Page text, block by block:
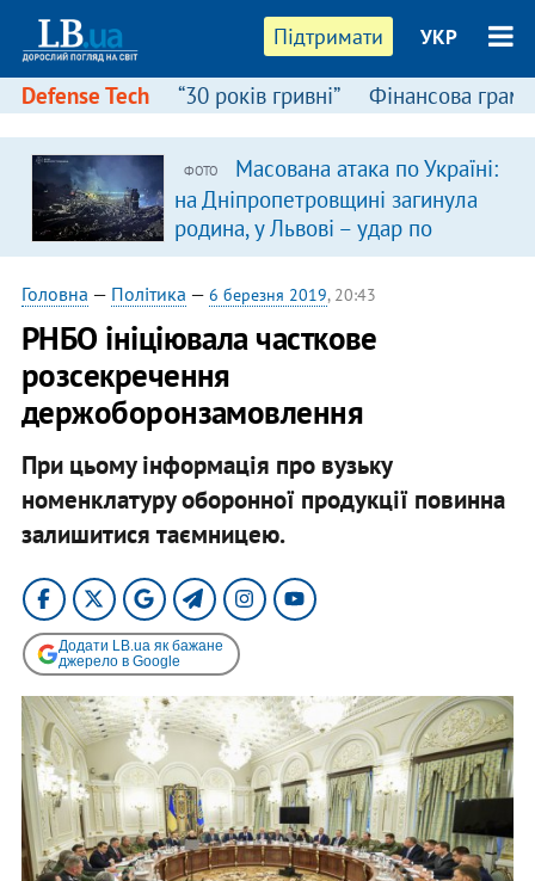
Підтримати УКР
Defense Tech “30 років гривні” Фінансова
ФОТО
Масована атака по Україні:
на Дніпропетровщині загинула
родина, у Львові – удар по
багатоповерхівках
(доповнюється)
Головна — Політика — 6 березня 2019, 20:43
РНБО ініціювала часткове
розсекречення
держоборонзамовлення
При цьому інформація про вузьку
номенклатуру оборонної продукції повинна
залишитися таємницею.
Додати LB.ua як бажане
джерело в Google